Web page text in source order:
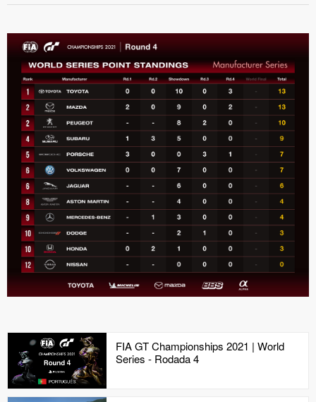
FIA GT Championships 2021 | World
Series - Rodada 4